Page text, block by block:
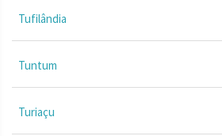
Tufilândia
Tuntum
Turiaçu